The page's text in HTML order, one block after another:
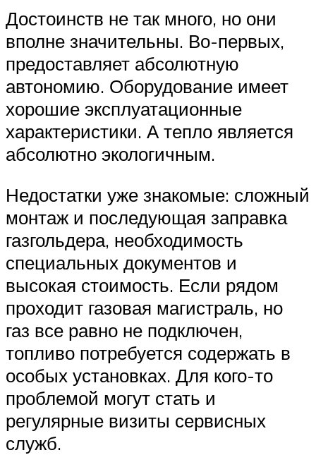
Достоинств не так много, но они
вполне значительны. Во-первых,
предоставляет абсолютную
автономию. Оборудование имеет
хорошие эксплуатационные
характеристики. А тепло является
абсолютно экологичным.
Недостатки уже знакомые: сложный
монтаж и последующая заправка
газгольдера, необходимость
специальных документов и
высокая стоимость. Если рядом
проходит газовая магистраль, но
газ все равно не подключен,
топливо потребуется содержать в
особых установках. Для кого-то
проблемой могут стать и
регулярные визиты сервисных
служб.